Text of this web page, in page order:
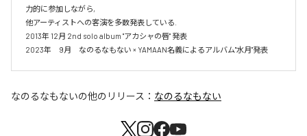
力的に参加しながら,
他アーティストへの客演を多数発表している.
2013年 12月 2nd solo album "アカシャの唇" 発表
2023年　9月　なのるなもない × YAMAAN名義によるアルバム"水月"発表
なのるなもないの他のリリース： なのるなもない